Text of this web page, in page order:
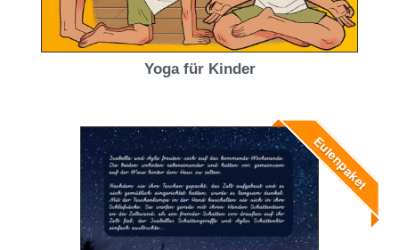
Yoga für Kinder
Eulenpaket